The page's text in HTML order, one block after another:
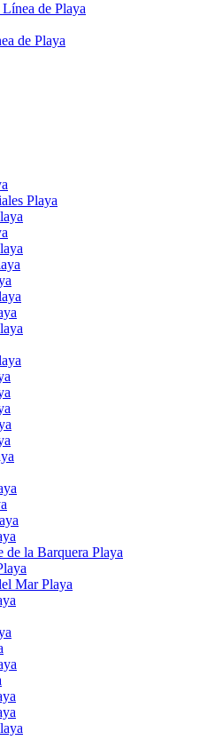
de Playa
de Playa
Playa
de la Barquera Playa
Mar Playa